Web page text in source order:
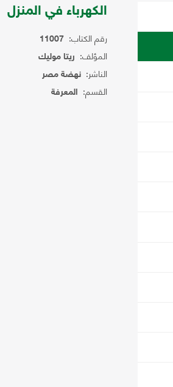
الكهرباء في المنزل
رقم الكتاب: 11007
المؤلف: ريتا موليك
الناشر: نهضة مصر
القسم: المعرفة